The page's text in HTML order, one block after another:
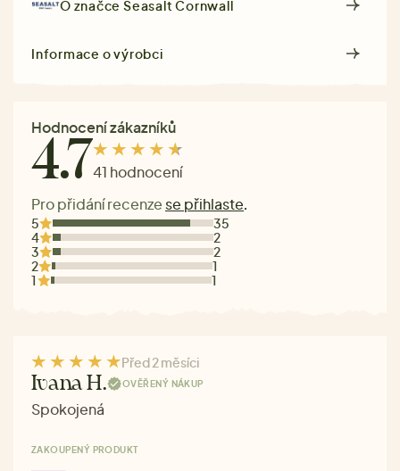
O značceSeasalt Cornwall
Informace o výrobci
Hodnocení zákazníků
4.741 hodnocení
Pro přidání recenze se přihlaste.
5
35
4
2
3
2
2
1
1
1
Před 2 měsíci
Ivana H. OVĚŘENÝ NÁKUP
Spokojená
ZAKOUPENÝ PRODUKT